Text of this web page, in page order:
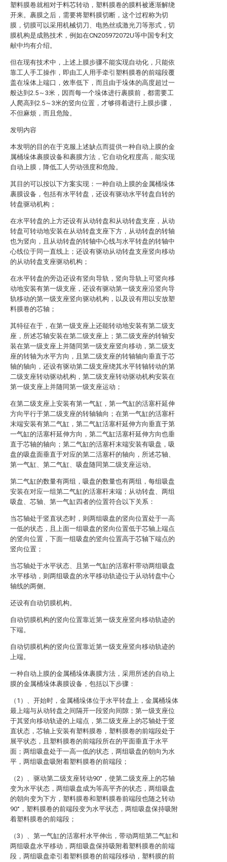
塑料膜卷就相对于料芯转动，塑料膜卷的膜料被逐渐解绕
开来。裹膜之后，需要将塑料膜切断，这个过程称为切
膜，切膜可以采用机械切刀、电热丝或激光刀等形式，切
膜机构是成熟技术，例如在CN205972072U等中国专利文
献中均有介绍。
但在现有技术中，上述上膜步骤不能实现自动化，只能依
靠工人手工操作，即由工人用手牵引塑料膜卷的前端段覆
盖在垛体上端口，效率低下，而且由于垛体的高度超过一
般达到2.5～3米，因而每一个垛体进行裹膜前，都需要工
人爬高到2.5～3米的竖向位置，才够得着进行上膜步骤，
不但麻烦，而且危险。
发明内容
本发明的目的在于克服上述缺点而提供一种自动上膜的金
属桶垛体裹膜设备和裹膜方法，它自动化程度高，能实现
自动上膜，降低工人劳动强度和危险。
其目的可以按以下方案实现：一种自动上膜的金属桶垛体
裹膜设备，包括有水平转盘，还设有驱动水平转盘自转的
转盘驱动机构；
在水平转盘的上方还设有从动转盘和从动转盘支座，从动
转盘可转动地安装在从动转盘支座下方，从动转盘的转轴
也为竖向，且从动转盘的转轴中心线与水平转盘的转轴中
心线位于同一直线上；还设有驱动从动转盘支座竖向移动
的从动转盘支座驱动机构；
在水平转盘的旁边还设有竖向导轨，竖向导轨上可竖向移
动地安装有第一级支座，还设有驱动第一级支座沿竖向导
轨移动的第一级支座竖向驱动机构，以及设有用以安放塑
料膜卷的芯轴；
其特征在于，在第一级支座上还能转动地安装有第二级支
座，所述芯轴安装在第二级支座上；第二级支座的转轴安
装在第一级支座上并随同第一级支座竖向移动，第二级支
座的转轴为水平方向，且第二级支座的转轴轴向垂直于芯
轴的轴向，还设有驱动第二级支座绕其水平转轴转动的第
二级支座转动驱动机构，第二级支座转动驱动机构安装在
第一级支座上并随同第一级支座运动；
在第二级支座上安装有第一气缸，第一气缸的活塞杆延伸
方向平行于第二级支座的转轴轴向；在第一气缸的活塞杆
末端安装有第二气缸，第二气缸活塞杆延伸方向垂直于第
一气缸的活塞杆延伸方向，第二气缸活塞杆延伸方向也垂
直于芯轴的轴向；第二气缸的活塞杆末端安装有吸盘，吸
盘的吸盘面垂直于对应的第二活塞杆的轴向，所述芯轴、
第一气缸、第二气缸、吸盘随同第二级支座运动。
第二气缸的数量有两组，吸盘的数量也有两组，每组吸盘
安装在对应一组第二气缸的活塞杆末端；从动转盘、两组
吸盘、芯轴、第一气缸四者的位置符合以下关系：
当芯轴处于竖直状态时，则两组吸盘的竖向位置处于一高
一低的状态，且上面一组吸盘的竖向位置低于芯轴上端点
的竖向位置，下面一组吸盘的竖向位置高于芯轴下端点的
竖向位置；
当芯轴处于水平状态、且第一气缸的活塞杆带动两组吸盘
水平移动，则两组吸盘的水平移动轨迹位于从动转盘中心
轴线的两侧。
还设有自动切膜机构。
自动切膜机构的竖向位置靠近第一级支座竖向移动轨迹的
下端。
自动切膜机构的竖向位置靠近第一级支座竖向移动轨迹的
上端。
一种自动上膜的金属桶垛体裹膜方法，采用所述的自动上
膜的金属桶垛体裹膜设备，包括以下步骤：
（1）、开始时，金属桶垛体位于水平转盘上，金属桶垛体
最上端与从动转盘之间隔开一段竖向间隙；第一级支座位
于其竖向移动轨迹的上端点，第二级支座上的芯轴处于竖
直状态，芯轴上安装有塑料膜卷，塑料膜卷的前端段处于
展平状态，且塑料膜卷的前端段所在的平面垂直于水平
面；两组吸盘处于一高一低的状态，两组吸盘的朝向为水
平，两组吸盘吸附着塑料膜卷的前端段；
（2）、驱动第二级支座转动90°，使第二级支座上的芯轴
变为水平状态，两组吸盘成为等高平齐的状态，两组吸盘
的朝向变为下方，塑料膜卷和塑料膜卷前端段也随之转动
90°，塑料膜卷的前端段变为水平状态，两组吸盘保持吸附
着塑料膜卷的前端段；
（3）、第一气缸的活塞杆水平伸出，带动两组第二气缸和
两组吸盘水平移动，两组吸盘保持吸附着塑料膜卷的前端
段，两组吸盘牵引着塑料膜卷的前端段移动，塑料膜的前